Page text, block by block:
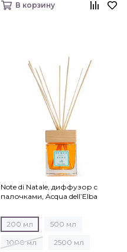
В корзину
Note di Natale, диффузор c
палочками, Acqua dell’Elba
200 мл 500 мл
1000 мл 2500 мл